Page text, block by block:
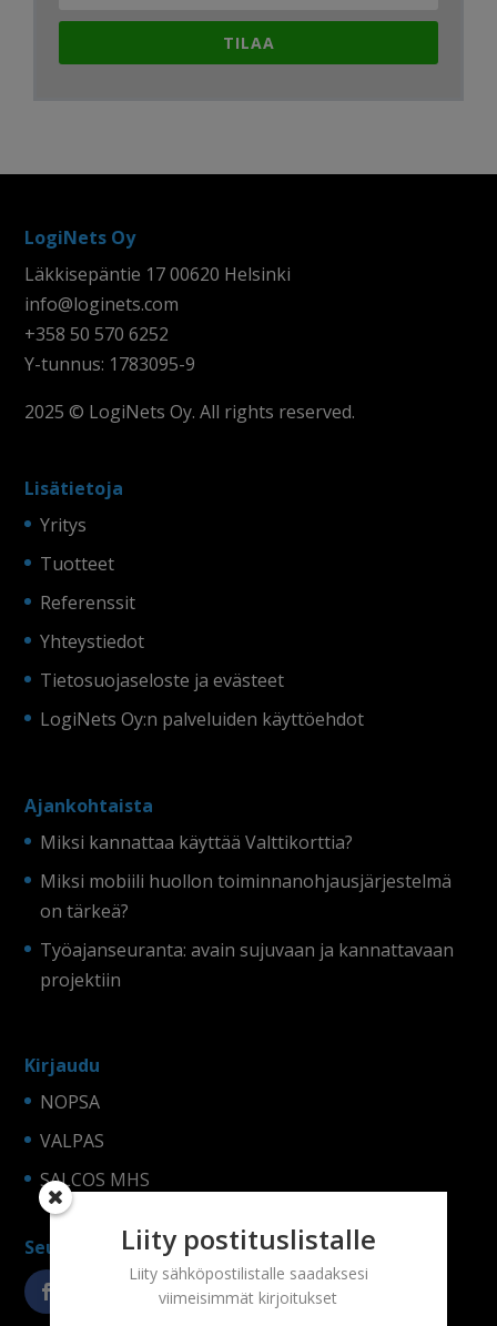
TILAA
LogiNets Oy
Läkkisepäntie 17 00620 Helsinki
info@loginets.com
+358 50 570 6252
Y-tunnus: 1783095-9
2025 © LogiNets Oy. All rights reserved.
Lisätietoja
Yritys
Tuotteet
Referenssit
Yhteystiedot
Tietosuojaseloste ja evästeet
LogiNets Oy:n palveluiden käyttöehdot
Ajankohtaista
Miksi kannattaa käyttää Valttikorttia?
Miksi mobiili huollon toiminnanohjausjärjestelmä
on tärkeä?
Työajanseuranta: avain sujuvaan ja kannattavaan
projektiin
Kirjaudu
NOPSA
VALPAS
SALCOS MHS
Seuraa somessa!Liity postituslistalle
Liity sähköpostilistalle saadaksesi
viimeisimmät kirjoitukset